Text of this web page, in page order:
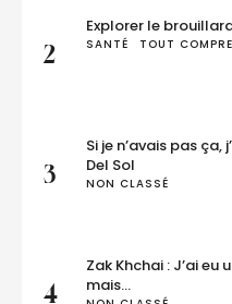
2
Explorer le
SANTÉ TOUT
3
Si je n’avais pas ça,
Del Sol
NON CLASSÉ
4
Zak Khchai : J’ai
mais…